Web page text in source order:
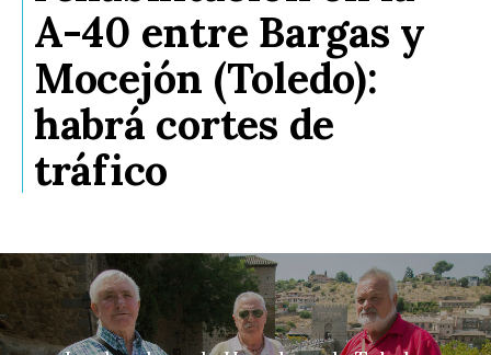
A-40 entre Bargas y
Mocejón (Toledo):
habrá cortes de
tráfico